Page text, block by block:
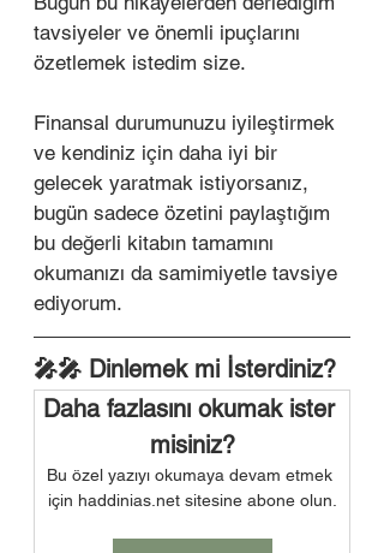
tavsiyeler ve önemli ipuçlarını
özetlemek istedim size.
Finansal durumunuzu iyileştirmek
ve kendiniz için daha iyi bir
gelecek yaratmak istiyorsanız,
bugün sadece özetini paylaştığım
bu değerli kitabın tamamını
okumanızı da samimiyetle tavsiye
ediyorum.
🎤🎤 Dinlemek mi İsterdiniz?
Daha fazlasını okumak ister
misiniz?
Bu özel yazıyı okumaya devam etmek
için haddinias.net sitesine abone olun.